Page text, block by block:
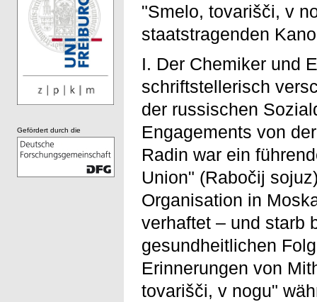
"Smelo, tovarišči, v
staatstragenden
I. Der Chemiker und
schriftstellerisch
der russischen
Engagements von
Radin war ein
Union" (Rabočij
Organisation in
verhaftet – und starb
gesundheitlichen
Erinnerungen von
tovarišči, v nogu"
Gefördert durch die